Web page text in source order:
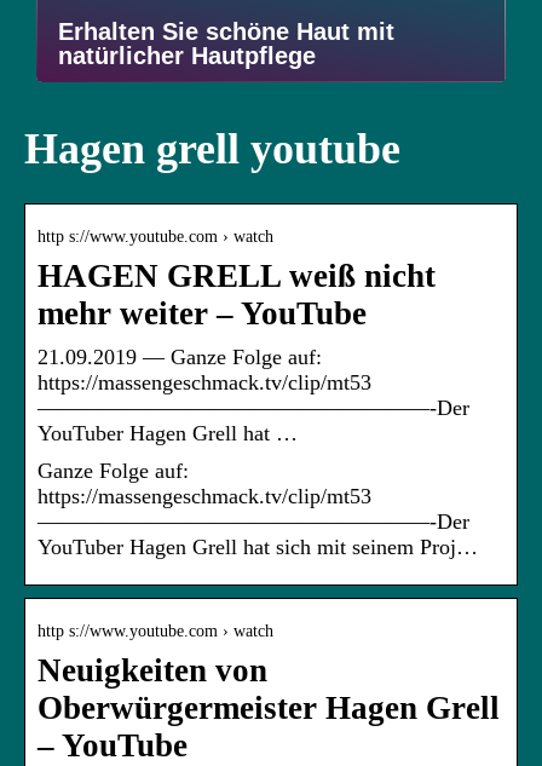
Erhalten Sie schöne Haut mit
natürlicher Hautpflege
Hagen grell youtube
http s://www.youtube.com › watch
HAGEN GRELL weiß nicht
mehr weiter – YouTube
21.09.2019 — Ganze Folge auf:
https://massengeschmack.tv/clip/mt53
——————————————————-Der
YouTuber Hagen Grell hat …
Ganze Folge auf:
https://massengeschmack.tv/clip/mt53
——————————————————-Der
YouTuber Hagen Grell hat sich mit seinem Proj…
http s://www.youtube.com › watch
Neuigkeiten von
Oberwürgermeister Hagen Grell
– YouTube